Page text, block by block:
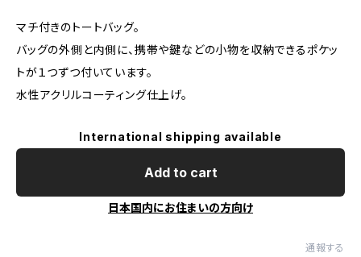
マチ付きのトートバッグ。
バッグの外側と内側に、携帯や鍵などの小物を収納できるポケッ
トが１つずつ付いています。
水性アクリルコーティング仕上げ。
International shipping available
Add to cart
日本国内にお住まいの方向け
通報する